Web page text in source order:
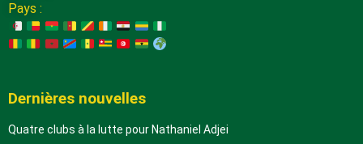
Pays :
Dernières nouvelles
Quatre clubs à la lutte pour Nathaniel Adjei